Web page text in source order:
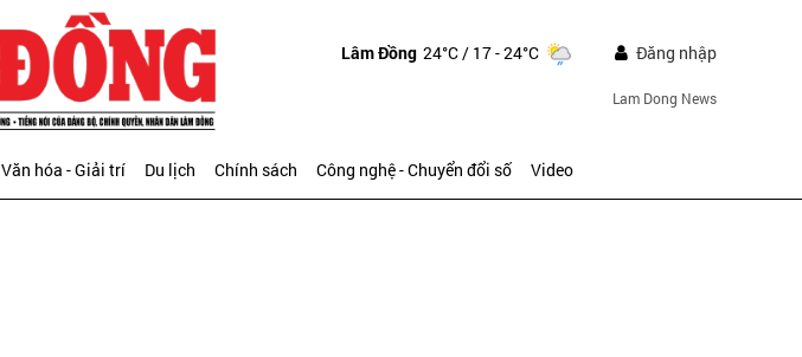
Lâm Đồng 24°C/ 17 - 24°C Đăng nhập
Lam Dong News
Văn hóa - Giải trí Du lịch Chính sách Công nghệ - Chuyển đổi số Video